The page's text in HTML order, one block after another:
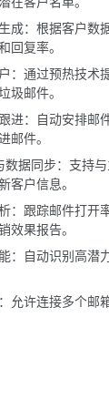
成：根据客户数
回复率。
：通过预热技术
圾邮件。
进：自动安排邮
邮件。
数据同步：支持
客户信息。
：跟踪邮件打开
效果报告。
：自动识别高潜
允许连接多个邮